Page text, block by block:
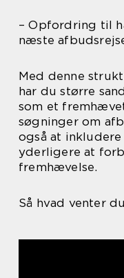
– Opfordring til
næste
Med denne
har du større
som et
søgninger om
også at
yderligere at
fremhævelse.
Så hvad venter